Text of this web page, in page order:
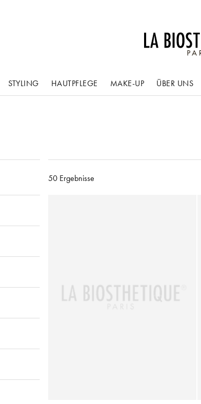
STYLING HAUTPFLEGE MAKE-UP ÜBER UNS
50 Ergebnisse